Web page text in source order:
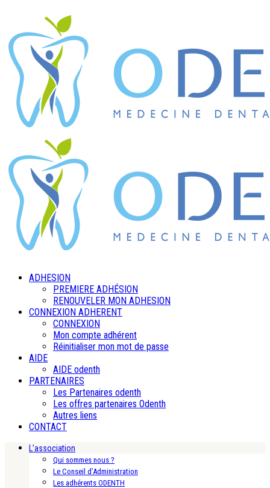
ADHESION
PREMIERE ADHÉSION
RENOUVELER MON ADHESION
CONNEXION ADHERENT
CONNEXION
Mon compte adhérent
Réinitialiser mon mot de passe
AIDE
AIDE odenth
PARTENAIRES
Les Partenaires odenth
Les offres partenaires Odenth
Autres liens
CONTACT
L’association
Qui sommes nous ?
Le Conseil d’Administration
Les adhérents ODENTH